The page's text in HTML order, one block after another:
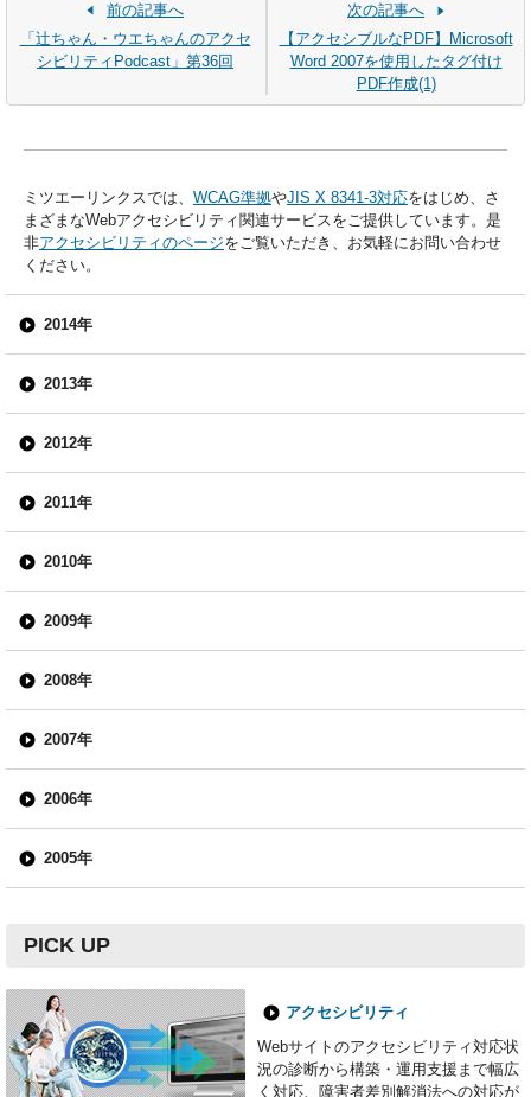
前の記事へ
「辻ちゃん・ウエちゃんのアクセ
シビリティPodcast」第36回
次の記事へ
【アクセシブルなPDF】Microsoft
Word 2007を使用したタグ付け
PDF作成(1)
ミツエーリンクスでは、 WCAG準拠やJIS X 8341-3対応をはじめ、さ
まざまなWebアクセシビリティ関連サービスをご提供しています。是
非アクセシビリティのページをご覧いただき、お気軽にお問い合わせ
ください。
2014年
2013年
2012年
2011年
2010年
2009年
2008年
2007年
2006年
2005年
PICK UP
アクセシビリティ
Webサイトのアクセシビリティ対応状
況の診断から構築・運用支援まで幅広
く対応、障害者差別解消法への対応が